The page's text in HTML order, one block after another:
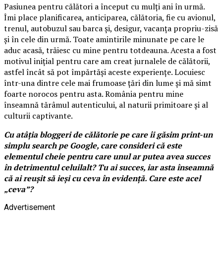
Pasiunea pentru călători a început cu mulți ani în urmă.
Îmi place planificarea, anticiparea, călătoria, fie cu avionul,
trenul, autobuzul sau barca și, desigur, vacanța propriu-zisă
și în cele din urmă. Toate amintirile minunate pe care le
aduc acasă, trăiesc cu mine pentru totdeauna. Acesta a fost
motivul inițial pentru care am creat jurnalele de călătorii,
astfel încât să pot împărtăși aceste experiențe. Locuiesc
într-una dintre cele mai frumoase țări din lume și mă simt
foarte norocos pentru asta. România pentru mine
înseamnă tărâmul autenticului, al naturii primitoare și al
culturii captivante.
Cu atâția bloggeri de călătorie pe care îi găsim print-un
simplu search pe Google, care consideri că este
elementul cheie pentru care unul ar putea avea succes
în detrimentul celuilalt? Tu ai succes, iar asta înseamnă
că ai reușit să ieși cu ceva în evidență. Care este acel
„ceva”?
Advertisement